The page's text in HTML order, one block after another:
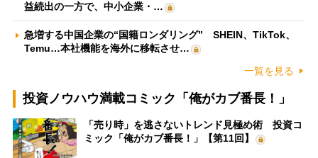
益続出の一方で、中小企業・…
急増する中国企業の“国籍ロンダリング” SHEIN、TikTok、
Temu…本社機能を海外に移転させ…
一覧を見る
投資ノウハウ満載コミック「俺がカブ番長！」
「売り時」を逃さないトレンド見極め術 投資コ
ミック「俺がカブ番長！」【第11回】